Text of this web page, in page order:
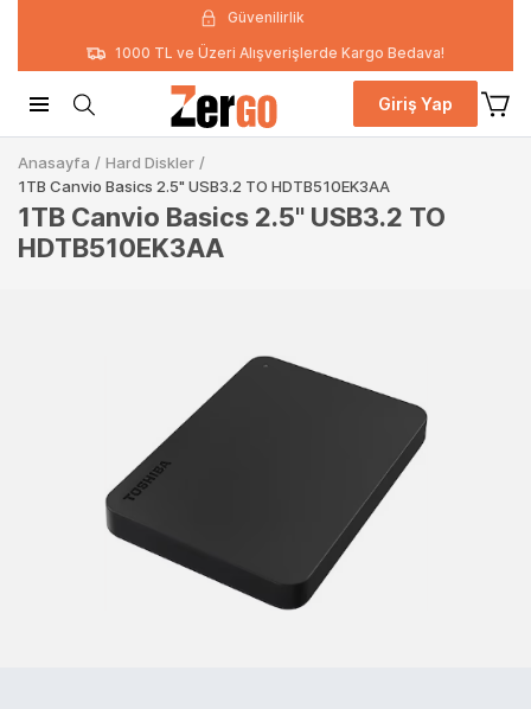
Güvenilirlik
1000 TL ve Üzeri Alışverişlerde Kargo Bedava!
Giriş Yap
Anasayfa / Hard Diskler /
1TB Canvio Basics 2.5" USB3.2 TO HDTB510EK3AA
1TB Canvio Basics 2.5" USB3.2 TO
HDTB510EK3AA